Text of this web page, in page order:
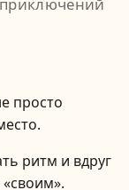
просто
ритм и вдруг
«своим».